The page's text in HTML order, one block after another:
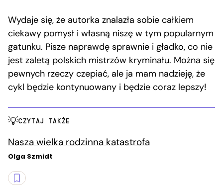
Wydaje się, że autorka znalazła sobie całkiem
ciekawy pomysł i własną niszę w tym popularnym
gatunku. Pisze naprawdę sprawnie i gładko, co nie
jest zaletą polskich mistrzów kryminału. Można się
pewnych rzeczy czepiać, ale ja mam nadzieję, że
cykl będzie kontynuowany i będzie coraz lepszy!
CZYTAJ TAKŻE
Nasza wielka rodzinna katastrofa
Olga Szmidt